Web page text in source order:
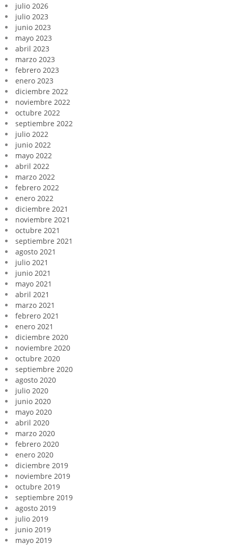
julio 2026
julio 2023
junio 2023
mayo 2023
abril 2023
marzo 2023
febrero 2023
enero 2023
diciembre 2022
noviembre 2022
octubre 2022
septiembre 2022
julio 2022
junio 2022
mayo 2022
abril 2022
marzo 2022
febrero 2022
enero 2022
diciembre 2021
noviembre 2021
octubre 2021
septiembre 2021
agosto 2021
julio 2021
junio 2021
mayo 2021
abril 2021
marzo 2021
febrero 2021
enero 2021
diciembre 2020
noviembre 2020
octubre 2020
septiembre 2020
agosto 2020
julio 2020
junio 2020
mayo 2020
abril 2020
marzo 2020
febrero 2020
enero 2020
diciembre 2019
noviembre 2019
octubre 2019
septiembre 2019
agosto 2019
julio 2019
junio 2019
mayo 2019